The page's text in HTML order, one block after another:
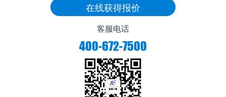
在线获得报价
客服电话
400-672-7500